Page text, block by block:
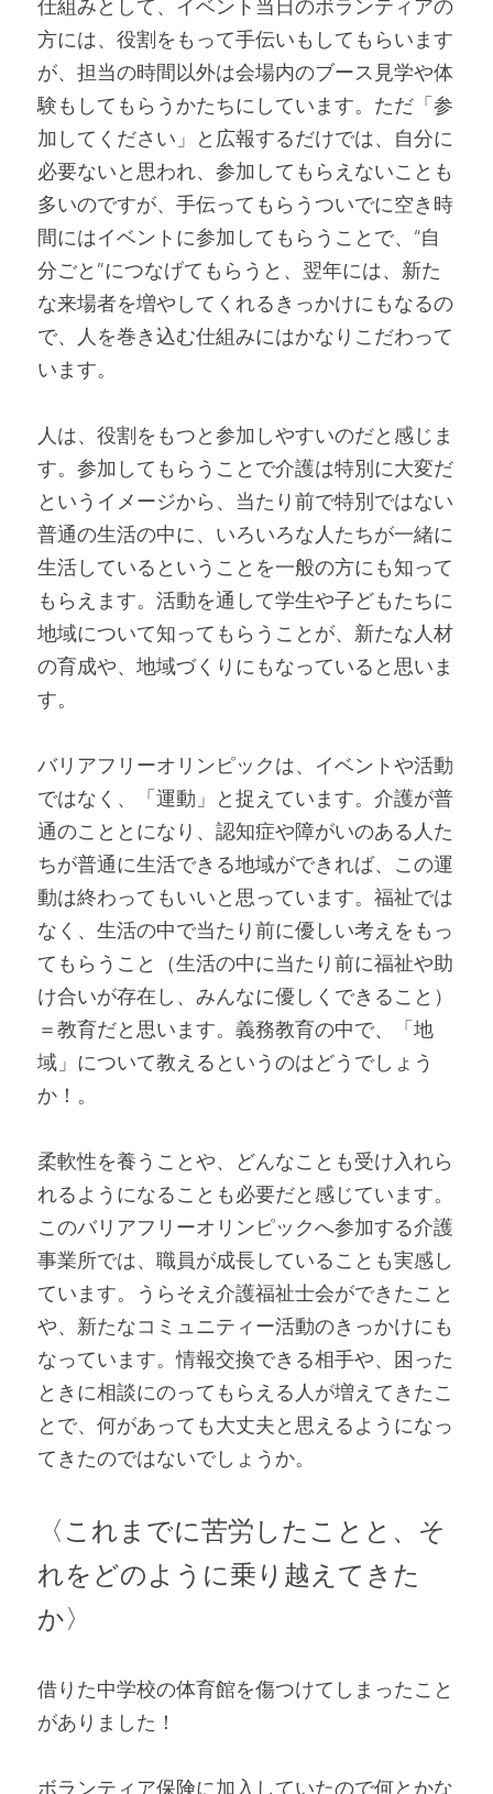
仕組みとして、イベント当日のボランティアの
方には、役割をもって手伝いもしてもらいます
が、担当の時間以外は会場内のブース見学や体
験もしてもらうかたちにしています。ただ「参
加してください」と広報するだけでは、自分に
必要ないと思われ、参加してもらえないことも
多いのですが、手伝ってもらうついでに空き時
間にはイベントに参加してもらうことで、“自
分ごと”につなげてもらうと、翌年には、新た
な来場者を増やしてくれるきっかけにもなるの
で、人を巻き込む仕組みにはかなりこだわって
います。
人は、役割をもつと参加しやすいのだと感じま
す。参加してもらうことで介護は特別に大変だ
というイメージから、当たり前で特別ではない
普通の生活の中に、いろいろな人たちが一緒に
生活しているということを一般の方にも知って
もらえます。活動を通して学生や子どもたちに
地域について知ってもらうことが、新たな人材
の育成や、地域づくりにもなっていると思いま
す。
バリアフリーオリンピックは、イベントや活動
ではなく、「運動」と捉えています。介護が普
通のこととになり、認知症や障がいのある人た
ちが普通に生活できる地域ができれば、この運
動は終わってもいいと思っています。福祉では
なく、生活の中で当たり前に優しい考えをもっ
てもらうこと（生活の中に当たり前に福祉や助
け合いが存在し、みんなに優しくできること）
＝教育だと思います。義務教育の中で、「地
域」について教えるというのはどうでしょう
か！。
柔軟性を養うことや、どんなことも受け入れら
れるようになることも必要だと感じています。
このバリアフリーオリンピックへ参加する介護
事業所では、職員が成長していることも実感し
ています。うらそえ介護福祉士会ができたこと
や、新たなコミュニティー活動のきっかけにも
なっています。情報交換できる相手や、困った
ときに相談にのってもらえる人が増えてきたこ
とで、何があっても大丈夫と思えるようになっ
てきたのではないでしょうか。
〈これまでに苦労したことと、そ
れをどのように乗り越えてきた
か〉
借りた中学校の体育館を傷つけてしまったこと
がありました！
ボランティア保険に加入していたので何とかな